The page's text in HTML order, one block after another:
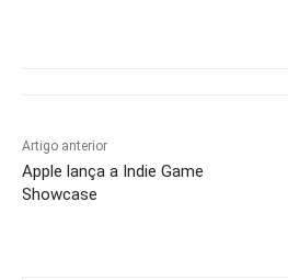
Artigo anterior
Apple lança a Indie Game
Showcase